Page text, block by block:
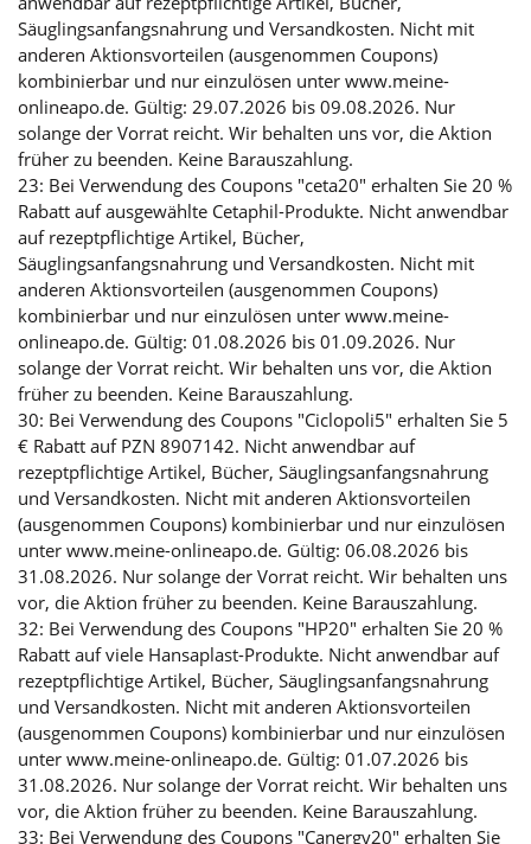
Säuglingsanfangsnahrung und Versandkosten. Nicht mit
anderen Aktionsvorteilen (ausgenommen Coupons)
kombinierbar und nur einzulösen unter www.meine-
onlineapo.de. Gültig: 29.07.2026 bis 09.08.2026. Nur
solange der Vorrat reicht. Wir behalten uns vor, die Aktion
früher zu beenden. Keine Barauszahlung.
23: Bei Verwendung des Coupons "ceta20" erhalten Sie 20 %
Rabatt auf ausgewählte Cetaphil-Produkte. Nicht anwendbar
auf rezeptpflichtige Artikel, Bücher,
Säuglingsanfangsnahrung und Versandkosten. Nicht mit
anderen Aktionsvorteilen (ausgenommen Coupons)
kombinierbar und nur einzulösen unter www.meine-
onlineapo.de. Gültig: 01.08.2026 bis 01.09.2026. Nur
solange der Vorrat reicht. Wir behalten uns vor, die Aktion
früher zu beenden. Keine Barauszahlung.
30: Bei Verwendung des Coupons "Ciclopoli5" erhalten Sie 5
€ Rabatt auf PZN 8907142. Nicht anwendbar auf
rezeptpflichtige Artikel, Bücher, Säuglingsanfangsnahrung
und Versandkosten. Nicht mit anderen Aktionsvorteilen
(ausgenommen Coupons) kombinierbar und nur einzulösen
unter www.meine-onlineapo.de. Gültig: 06.08.2026 bis
31.08.2026. Nur solange der Vorrat reicht. Wir behalten uns
vor, die Aktion früher zu beenden. Keine Barauszahlung.
32: Bei Verwendung des Coupons "HP20" erhalten Sie 20 %
Rabatt auf viele Hansaplast-Produkte. Nicht anwendbar auf
rezeptpflichtige Artikel, Bücher, Säuglingsanfangsnahrung
und Versandkosten. Nicht mit anderen Aktionsvorteilen
(ausgenommen Coupons) kombinierbar und nur einzulösen
unter www.meine-onlineapo.de. Gültig: 01.07.2026 bis
31.08.2026. Nur solange der Vorrat reicht. Wir behalten uns
vor, die Aktion früher zu beenden. Keine Barauszahlung.
33: Bei Verwendung des Coupons "Canergy20" erhalten Sie